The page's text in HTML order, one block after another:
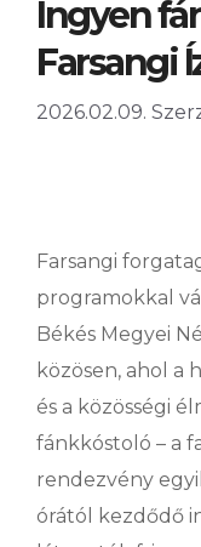
Ingyen
Farsangi
2026.02.09.
Farsangi
programokkal
Békés Megyei
közösen, ahol a
és a közösségi
fánkkóstoló – a
rendezvény
órától kezdődő